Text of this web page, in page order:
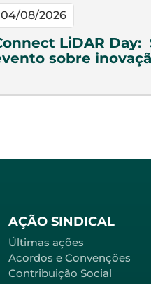
04/08/2026
LiDAR Day:
sobre
AÇÃO SINDICAL
Últimas ações
Acordos e Convenções
Contribuição Social